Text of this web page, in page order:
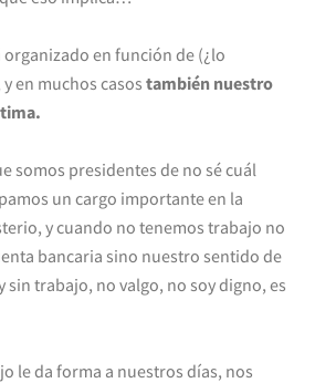
en función de (¿lo
en muchos casos también nuestro
somos presidentes de no sé cuál
un cargo importante en la
y cuando no tenemos trabajo no
bancaria sino nuestro sentido de
sin trabajo, no valgo, no soy digno, es
le da forma a nuestros días, nos